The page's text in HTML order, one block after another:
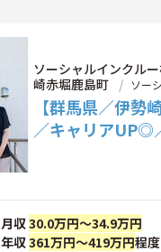
ソーシャルインクル
崎赤堀鹿島町
ソー
【群馬県／伊
／キャリアUP◎
月収30.0万円～34.9万円
年収361万円～419万円程